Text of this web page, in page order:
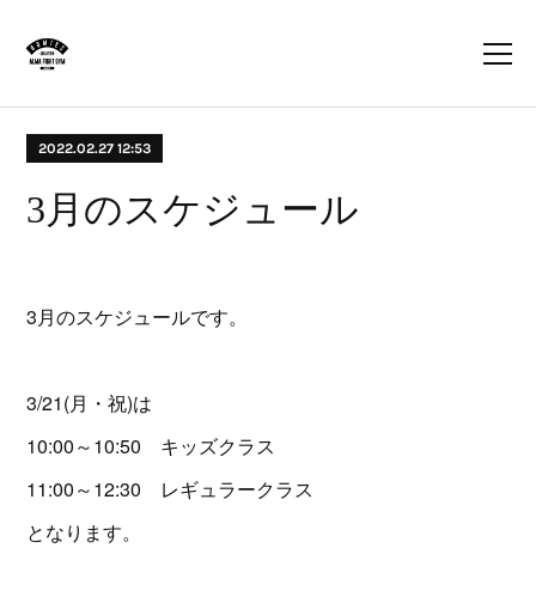
2022.02.27 12:53
3月のスケジュール
3月のスケジュールです。
3/21(月・祝)は
10:00～10:50 キッズクラス
11:00～12:30 レギュラークラス
となります。